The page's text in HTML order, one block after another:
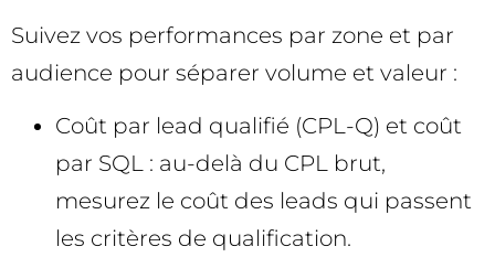
Suivez vos performances par zone et par
audience pour séparer volume et valeur :
Coût par lead qualifié (CPL-Q) et coût
par SQL : au-delà du CPL brut,
mesurez le coût des leads qui passent
les critères de qualification.